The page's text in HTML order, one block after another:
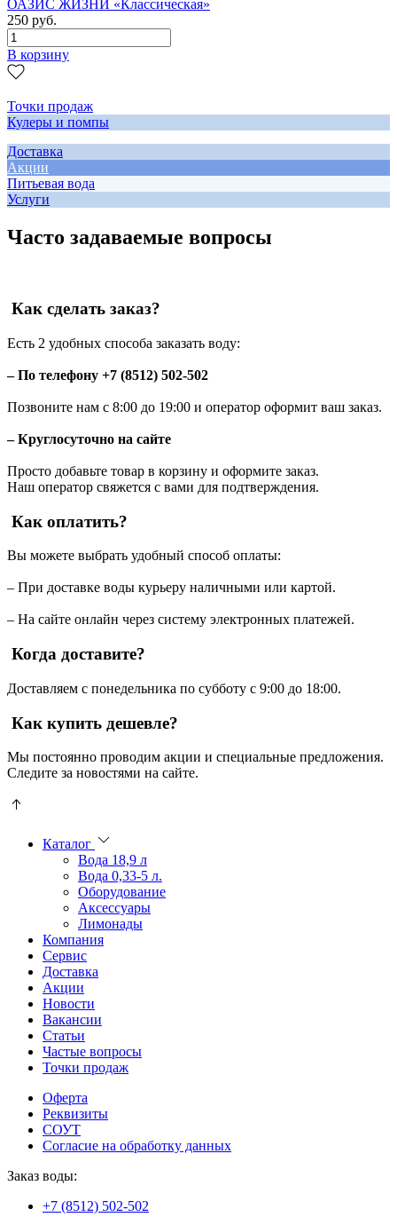
ОАЗИС ЖИЗНИ «Классическая»
250 руб.
В корзину
Точки продаж
Кулеры и помпы
Доставка
Акции
Питьевая вода
Услуги
Часто задаваемые вопросы
Как сделать заказ?
Есть 2 удобных способа заказать воду:
– По телефону +7 (8512) 502-502
Позвоните нам с 8:00 до 19:00 и оператор оформит ваш заказ.
– Круглосуточно на сайте
Просто добавьте товар в корзину и оформите заказ.
Наш оператор свяжется с вами для подтверждения.
Как оплатить?
Вы можете выбрать удобный способ оплаты:
– При доставке воды курьеру наличными или картой.
– На сайте онлайн через систему электронных платежей.
Когда доставите?
Доставляем с понедельника по субботу с 9:00 до 18:00.
Как купить дешевле?
Мы постоянно проводим акции и специальные предложения.
Следите за новостями на сайте.
Пользователи
mellstroy
офіційний
сайты.
В
казино
встретить
казино
среди
обсуждаемых
тем.
Каталог
Вода 18,9 л
Вода 0,33-5 л.
Оборудование
Аксессуары
Лимонады
Компания
Сервис
Доставка
Акции
Новости
Вакансии
Статьи
Частые вопросы
Точки продаж
Оферта
Реквизиты
СОУТ
Согласие на обработку данных
Заказ воды:
+7 (8512) 502-502